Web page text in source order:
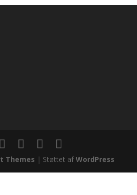
kr. 7.000,00
Themes | Støttet afWordPress